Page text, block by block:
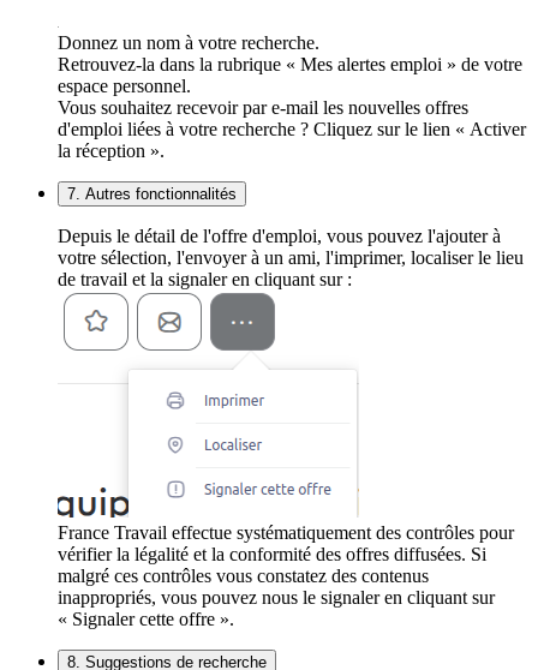
Donnez un nom à votre recherche.
Retrouvez-la dans la rubrique « Mes alertes emploi » de votre
espace personnel.
Vous souhaitez recevoir par e-mail les nouvelles offres
d'emploi liées à votre recherche ? Cliquez sur le lien « Activer
la réception ».
7. Autres fonctionnalités
Depuis le détail de l'offre d'emploi, vous pouvez l'ajouter à
votre sélection, l'envoyer à un ami, l'imprimer, localiser le lieu
de travail et la signaler en cliquant sur :
France Travail effectue systématiquement des contrôles pour
vérifier la légalité et la conformité des offres diffusées. Si
malgré ces contrôles vous constatez des contenus
inappropriés, vous pouvez nous le signaler en cliquant sur
« Signaler cette offre ».
8. Suggestions de recherche